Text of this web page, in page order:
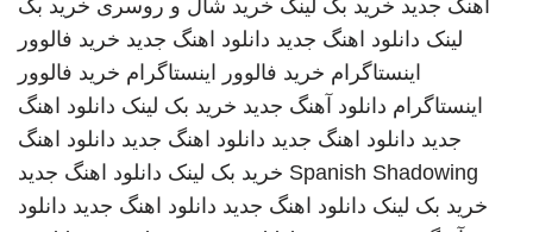
اهنگ جدید خرید بک لینک خرید شال و روسری خرید بک
لینک دانلود اهنگ جدید دانلود اهنگ جدید خرید فالوور
اینستاگرام خرید فالوور اینستاگرام خرید فالوور
اینستاگرام دانلود آهنگ جدید خرید بک لینک دانلود اهنگ
جدید دانلود اهنگ جدید دانلود اهنگ جدید دانلود اهنگ
Spanish Shadowing خرید بک لینک دانلود اهنگ جدید
خرید بک لینک دانلود اهنگ جدید دانلود اهنگ جدید دانلود